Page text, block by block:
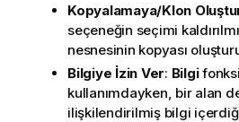
Kopyalamaya/Klon
seçeneğin seçimi
nesnesinin kopyası
Bilgiye İzin Ver: Bilgi
kullanımdayken, bir alan
ilişkilendirilmiş bilgi